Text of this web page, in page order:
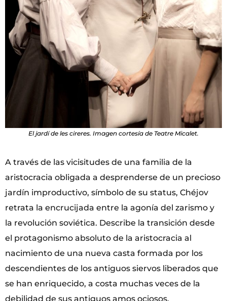
El jardí de les cireres. Imagen cortesía de Teatre Micalet.
A través de las vicisitudes de una familia de la
aristocracia obligada a desprenderse de un precioso
jardín improductivo, símbolo de su status, Chéjov
retrata la encrucijada entre la agonía del zarismo y
la revolución soviética. Describe la transición desde
el protagonismo absoluto de la aristocracia al
nacimiento de una nueva casta formada por los
descendientes de los antiguos siervos liberados que
se han enriquecido, a costa muchas veces de la
debilidad de sus antiguos amos ociosos.